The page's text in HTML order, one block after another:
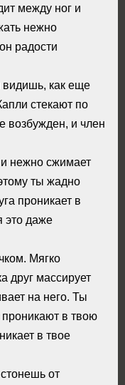
между ног и
нежно
радости
видишь, как еще
стекают по
возбужден, и член
и нежно сжимает
ты жадно
проникает в
это даже
Мягко
друг массирует
на него. Ты
в твою
в твое
от